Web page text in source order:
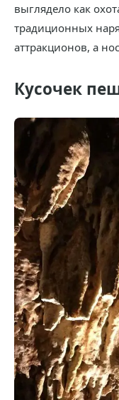
выглядело как
традиционных
аттракционов, а
Кусочек